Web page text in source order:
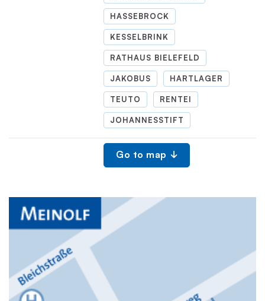
HASSEBROCK
KESSELBRINK
RATHAUS BIELEFELD
JAKOBUS HARTLAGER
TEUTO RENTEI
JOHANNESSTIFT
Go to map